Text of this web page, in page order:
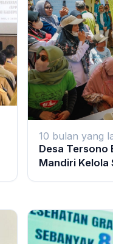
10 bulan yang
Desa Tersono
Mandiri Kelola